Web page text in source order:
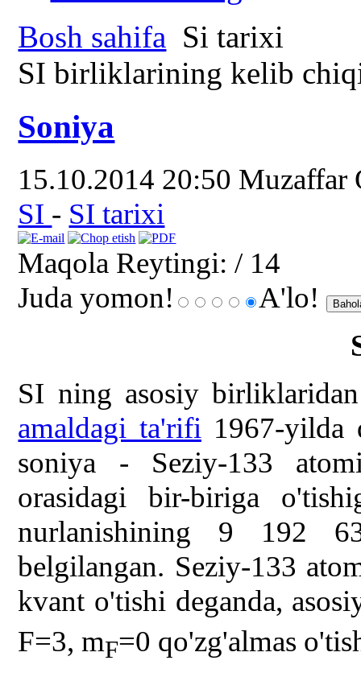
Bosh sahifa Si tarixi
SI birliklarining kelib
Soniya
15.10.2014 20:50 Muzaffar
SI - SI tarixi
Maqola Reytingi: / 14
Juda yomon!
A'lo!
SI ning asosiy
amaldagi ta'rifi 1967-yilda
soniya - Seziy-133
orasidagi bir-biriga
nurlanishining 9 192
belgilangan. Seziy-133
kvant o'tishi deganda,
F=3, mF=0 qo'zg'almas